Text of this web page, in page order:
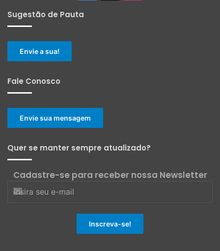
Sugestão de Pauta
Envie a sua!
Fale Conosco
Envie sua mensagem
Quer se manter sempre atualizado?
Cadastre-se para receber nossa Newsletter